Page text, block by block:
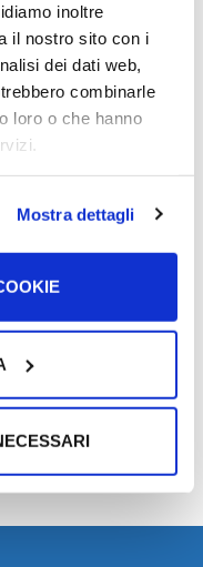
inoltre
il nostro sito con i
dei dati web,
combinarle
loro o che hanno
Mostra dettagli
familiare